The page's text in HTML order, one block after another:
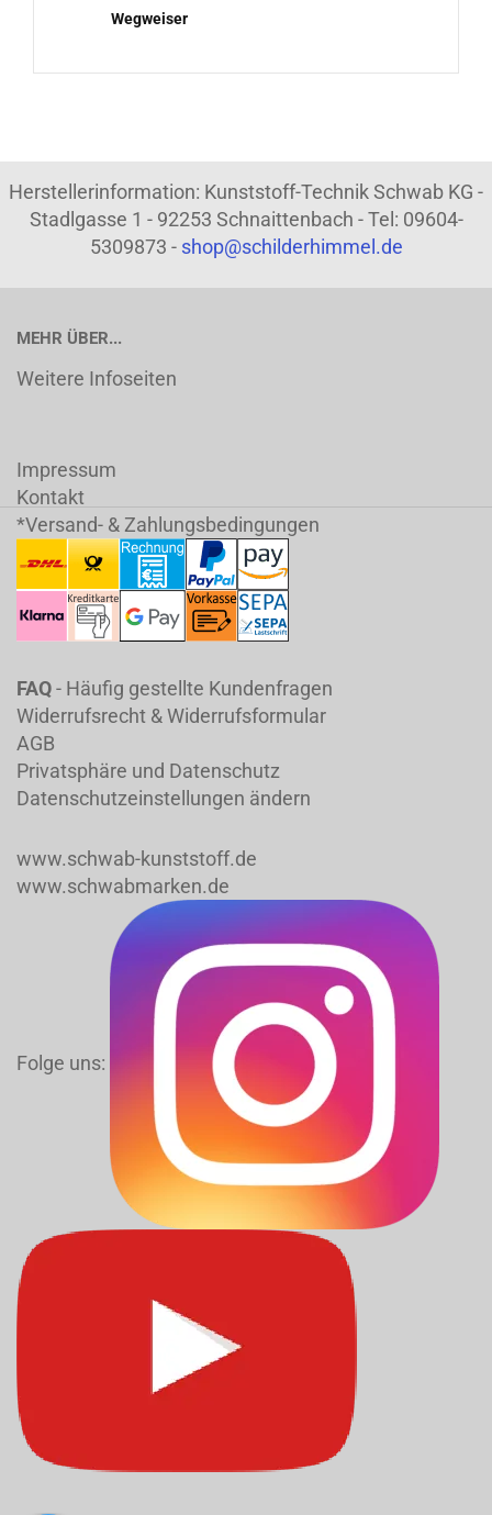
Wegweiser
Herstellerinformation: Kunststoff-Technik Schwab KG -
Stadlgasse 1 - 92253 Schnaittenbach - Tel: 09604-
5309873 - shop@schilderhimmel.de
MEHR ÜBER...
Weitere Infoseiten
Impressum
Kontakt
*Versand- & Zahlungsbedingungen
FAQ- Häufig gestellte Kundenfragen
Widerrufsrecht & Widerrufsformular
AGB
Privatsphäre und Datenschutz
Datenschutzeinstellungen ändern
www.schwab-kunststoff.de
www.schwabmarken.de
Folge uns: